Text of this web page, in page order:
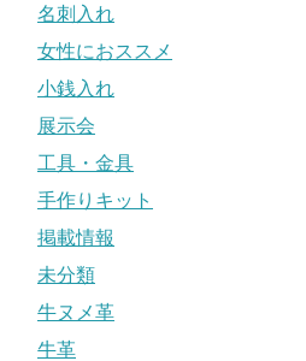
名刺入れ
女性におススメ
小銭入れ
展示会
工具・金具
手作りキット
掲載情報
未分類
牛ヌメ革
牛革